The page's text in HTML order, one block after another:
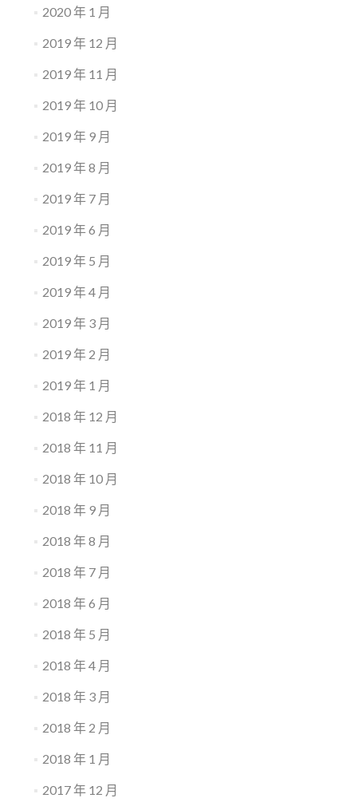
2020 年 1 月
2019 年 12 月
2019 年 11 月
2019 年 10 月
2019 年 9 月
2019 年 8 月
2019 年 7 月
2019 年 6 月
2019 年 5 月
2019 年 4 月
2019 年 3 月
2019 年 2 月
2019 年 1 月
2018 年 12 月
2018 年 11 月
2018 年 10 月
2018 年 9 月
2018 年 8 月
2018 年 7 月
2018 年 6 月
2018 年 5 月
2018 年 4 月
2018 年 3 月
2018 年 2 月
2018 年 1 月
2017 年 12 月